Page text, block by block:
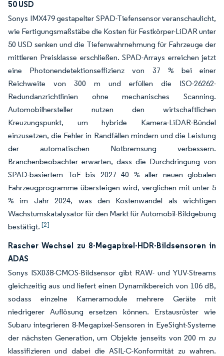
50 USD
Sonys IMX479 gestapelter SPAD-Tiefensensor veranschaulicht,
wie Fertigungsmaßstäbe die Kosten für Festkörper-LiDAR unter
50 USD senken und die Tiefenwahrnehmung für Fahrzeuge der
mittleren Preisklasse erschließen. SPAD-Arrays erreichen jetzt
eine Photonendetektionseffizienz von 37 % bei einer
Reichweite von 300 m und erfüllen die ISO-26262-
Redundanzrichtlinien ohne mechanisches Scanning.
Automobilhersteller nutzen den wirtschaftlichen
Kreuzungspunkt, um hybride Kamera-LiDAR-Bündel
einzusetzen, die Fehler in Randfällen mindern und die Leistung
der automatischen Notbremsung verbessern.
Branchenbeobachter erwarten, dass die Durchdringung von
SPAD-basiertem ToF bis 2027 40 % aller neuen globalen
Fahrzeugprogramme übersteigen wird, verglichen mit unter 5
% im Jahr 2024, was den Kostenwandel als wichtigen
Wachstumskatalysator für den Markt für Automobil-Bildgebung
bestätigt. [2]
Rascher Wechsel zu 8-Megapixel-HDR-Bildsensoren in
ADAS
Sonys ISX038-CMOS-Bildsensor gibt RAW- und YUV-Streams
gleichzeitig aus und liefert einen Dynamikbereich von 106 dB,
sodass einzelne Kameramodule mehrere Geräte mit
niedrigerer Auflösung ersetzen können. Erstausrüster wie
Subaru integrieren 8-Megapixel-Sensoren in EyeSight-Systeme
der nächsten Generation, um Objekte jenseits von 200 m zu
klassifizieren und dabei die ASIL-C-Konformität zu wahren.